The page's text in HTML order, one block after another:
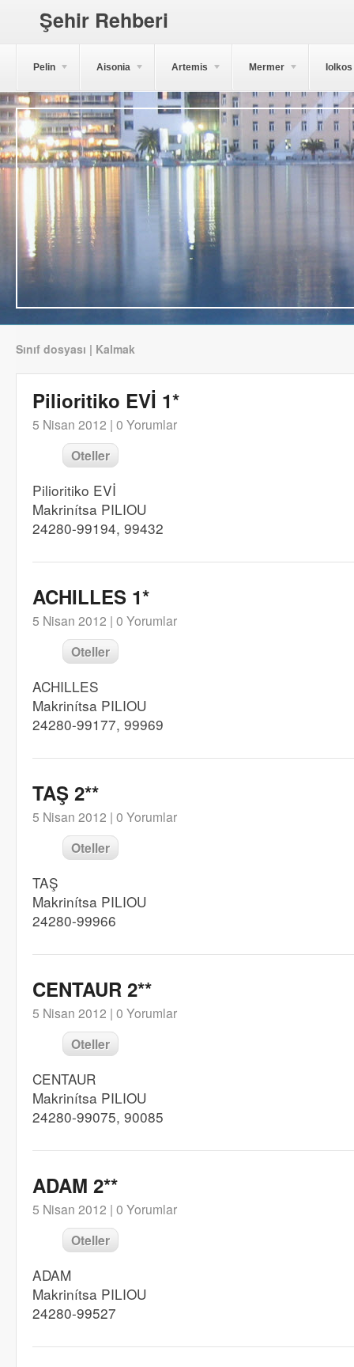
Şehir Rehberi
Pelin Aisonia Artemis Mermer Iolkos
Sınıf dosyası | Kalmak
Pilioritiko EVİ 1*
5 Nisan 2012 | 0 Yorumlar
Oteller
Pilioritiko EVİ
Makrinítsa PILIOU
24280-99194, 99432
ACHILLES 1*
5 Nisan 2012 | 0 Yorumlar
Oteller
ACHILLES
Makrinítsa PILIOU
24280-99177, 99969
TAŞ 2**
5 Nisan 2012 | 0 Yorumlar
Oteller
TAŞ
Makrinítsa PILIOU
24280-99966
CENTAUR 2**
5 Nisan 2012 | 0 Yorumlar
Oteller
CENTAUR
Makrinítsa PILIOU
24280-99075, 90085
ADAM 2**
5 Nisan 2012 | 0 Yorumlar
Oteller
ADAM
Makrinítsa PILIOU
24280-99527